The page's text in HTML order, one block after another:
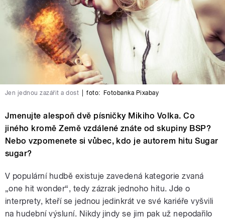
Jen jednou zazářit a dost foto: Fotobanka Pixabay
Jmenujte alespoň dvě písničky Mikiho Volka. Co
jiného kromě Země vzdálené znáte od skupiny BSP?
Nebo vzpomenete si vůbec, kdo je autorem hitu Sugar
sugar?
V populární hudbě existuje zavedená kategorie zvaná
„one hit wonder“, tedy zázrak jednoho hitu. Jde o
interprety, kteří se jednou jedinkrát ve své kariéře vyšvili
na hudební výsluní. Nikdy jindy se jim pak už nepodařilo